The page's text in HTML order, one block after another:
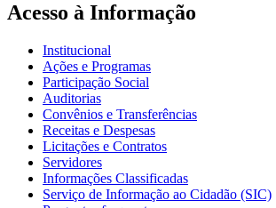
Acesso à Informação
Institucional
Ações e Programas
Participação Social
Auditorias
Convênios e Transferências
Receitas e Despesas
Licitações e Contratos
Servidores
Informações Classificadas
Serviço de Informação ao Cidadão (SIC)